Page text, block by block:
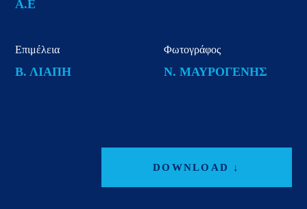
Α.Ε
Επιμέλεια
Β. ΛΙΑΠΗ
Φωτογράφος
Ν. ΜΑΥΡΟΓΕΝΗΣ
DOWNLOAD ↓